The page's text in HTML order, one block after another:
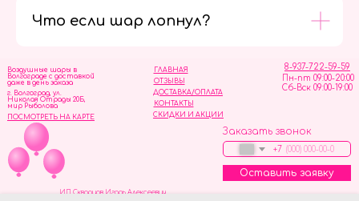
Что если шар лопнул?
ОТЗЫВЫ
ГЛАВНАЯ
ДОСТАВКА/ОПЛАТА
СКИДКИ И АКЦИИ
КОНТАКТЫ
8-937-722-59-59
Пн-пт 09:00-20:00
Сб-Вск 09:00-19:00
Воздушные шары в
Волгограде с доставкой
даже в день заказа
Заказать звонок
+7
Оставить заявку
г. Волгоград, ул.
Николая Отрады 20Б,
мир Рыболова
ПОСМОТРЕТЬ НА КАРТЕ
ИП Скворцов Игорь Алексеевич